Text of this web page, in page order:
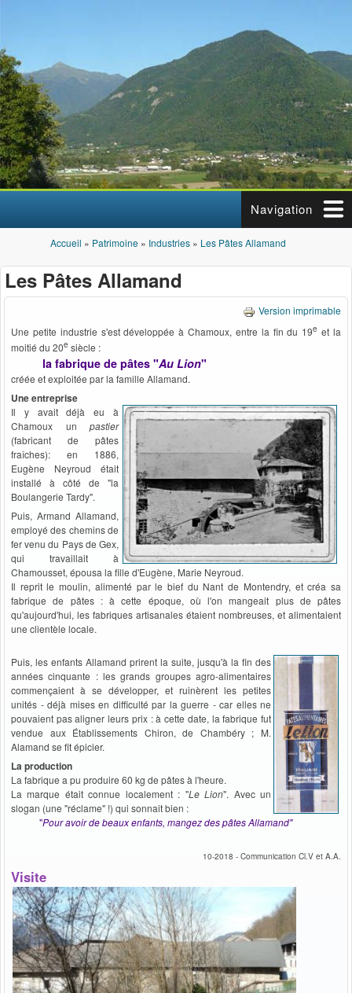
Navigation
Vous êtes ici
Accueil » Patrimoine » Industries » Les Pâtes Allamand
Les Pâtes Allamand
Version imprimable
Une petite industrie s'est développée à Chamoux, entre la fin du 19e et la
moitié du 20e siècle :
la fabrique de pâtes "Au Lion"
créée et exploitée par la famille Allamand.
Une entreprise
Il y avait déjà eu à
Chamoux un pastier
(fabricant de pâtes
fraîches): en 1886,
Eugène Neyroud était
installé à côté de "la
Boulangerie Tardy".
Puis, Armand Allamand,
employé des chemins de
fer venu du Pays de Gex,
qui travaillait à
Chamousset, épousa la fille d'Eugène, Marie Neyroud.
Il reprit le moulin, alimenté par le bief du Nant de Montendry, et créa sa
fabrique de pâtes : à cette époque, où l'on mangeait plus de pâtes
qu'aujourd'hui, les fabriques artisanales étaient nombreuses, et alimentaient
une clientèle locale.
Puis, les enfants Allamand prirent la suite, jusqu'à la fin des
années cinquante : les grands groupes agro-alimentaires
commençaient à se développer, et ruinèrent les petites
unités - déjà mises en difficulté par la guerre - car elles ne
pouvaient pas aligner leurs prix : à cette date, la fabrique fut
vendue aux Établissements Chiron, de Chambéry ; M.
Alamand se fit épicier.
La production
La fabrique a pu produire 60 kg de pâtes à l'heure.
La marque était connue localement : "Le Lion". Avec un
slogan (une "réclame" !) qui sonnait bien :
"Pour avoir de beaux enfants, mangez des pâtes Allamand"
10-2018 - Communication Cl.V et A.A.
Visite